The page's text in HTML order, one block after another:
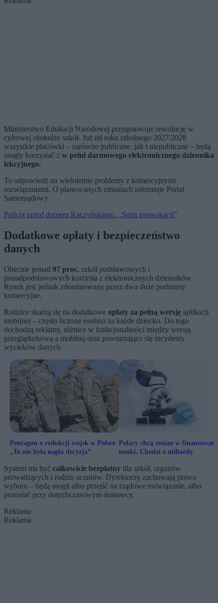
Ministerstwo Edukacji Narodowej przygotowuje rewolucję w
cyfrowej obsłudze szkół. Już od roku szkolnego 2027/2028
wszystkie placówki – zarówno publiczne, jak i niepubliczne – będą
mogły korzystać z w pełni darmowego elektronicznego dziennika
lekcyjnego.
To odpowiedź na wieloletnie problemy z komercyjnymi
rozwiązaniami. O planowanych zmianach informuje Portal
Samorządowy.
Policja przed domem Kaczyńskiego. „Seria prowokacji”
Dodatkowe opłaty i bezpieczeństwo
danych
Obecnie ponad 97 proc. szkół podstawowych i
ponadpodstawowych korzysta z elektronicznych dzienników.
Rynek jest jednak zdominowany przez dwa duże podmioty
komercyjne.
Rodzice skarżą się na dodatkowe opłaty za pełną wersję aplikacji
mobilnej – często liczone osobno za każde dziecko. Do tego
dochodzą reklamy, różnice w funkcjonalności między wersją
przeglądarkową a mobilną oraz powtarzające się incydenty
wycieków danych.
Pentagon o redukcji wojsk w Polsce.
„To nie była nagła decyzja”
Polacy chcą zmian w
nauki. Chodzi o miliardy
System ma być całkowicie bezpłatny dla szkół, organów
prowadzących i rodzin uczniów. Dyrektorzy zachowają prawo
wyboru – będą mogli albo przejść na rządowe rozwiązanie, albo
pozostać przy dotychczasowym dostawcy.
Reklama
Reklama